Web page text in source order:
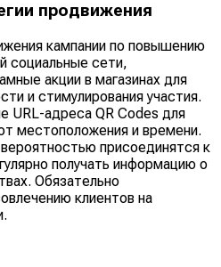
продвижения
кампании по повышению
социальные сети,
акции в магазинах для
и стимулирования участия.
URL-адреса QR Codes для
местоположения и времени.
присоединятся к
получать информацию о
Обязательно
клиентов на